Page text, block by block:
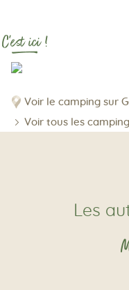
C'est ici !
Voir le camping sur
Voir tous les
Les